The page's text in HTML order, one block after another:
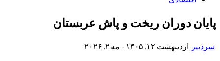
پایان دوران ریخت و پاش عربستان
سردبیر اردیبهشت ۱۲, ۱۴۰۵ - مه ۲, ۲۰۲۶